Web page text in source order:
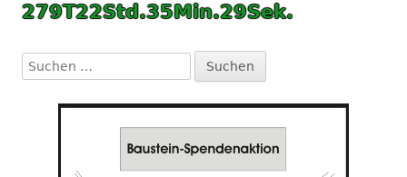
279T22Std.35Min.28Sek.
Suchen
nach: